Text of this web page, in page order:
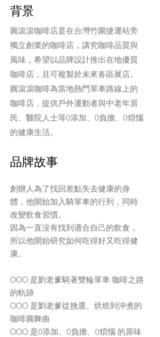
背景
圓滾滾咖啡店是在台灣竹圍捷運站旁
獨立創業的咖啡店，講究咖啡品質與
風味，希望以品牌設計推出在地優質
咖啡店，且可複製於未來各區展店。
圓滾滾咖啡為當地熱門單車路線上的
咖啡店，提供戶外運動者與中老年居
民、醫院人士等0添加、0負擔、0煩惱
的健康生活。
品牌故事
創辦人為了找回差點失去健康的身
體， 他開始加入騎單車的行列，同時
改變飲食習慣。
因為一直沒有找到適合自己的飲食，
所以他開始研究如何吃得好又吃得健
康。
OOO 是劉老爹騎著雙輪單車 咖啡之路
的軌跡
OOO 是劉老爹從挑選、烘焙到沖煮的
咖啡圓舞曲
OOO 是0添加、0負擔、0煩惱 的原味